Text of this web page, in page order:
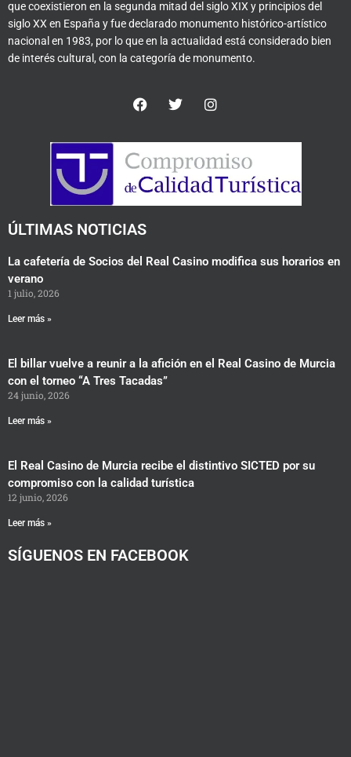
que coexistieron en la segunda mitad del siglo XIX y principios del
siglo XX en España y fue declarado monumento histórico-artístico
nacional en 1983, por lo que en la actualidad está considerado bien
de interés cultural, con la categoría de monumento.
F
a
e
b
o
o
k
T
w
t
e
r
I
n
t
g
r
a
m
ÚLTIMAS NOTICIAS
La cafetería de Socios del Real Casino modifica sus horarios en
verano
1 julio, 2026
Leer más »
El billar vuelve a reunir a la afición en el Real Casino de Murcia
con el torneo “A Tres Tacadas”
24 junio, 2026
Leer más »
El Real Casino de Murcia recibe el distintivo SICTED por su
compromiso con la calidad turística
12 junio, 2026
Leer más »
SÍGUENOS EN FACEBOOK